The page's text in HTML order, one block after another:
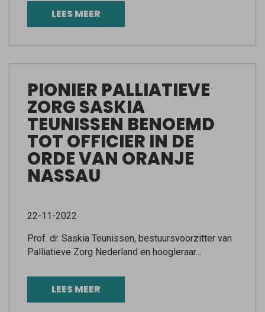
LEES MEER
PIONIER PALLIATIEVE
ZORG SASKIA
TEUNISSEN BENOEMD
TOT OFFICIER IN DE
ORDE VAN ORANJE
NASSAU
22-11-2022
Prof. dr. Saskia Teunissen, bestuursvoorzitter van
Palliatieve Zorg Nederland en hoogleraar...
LEES MEER